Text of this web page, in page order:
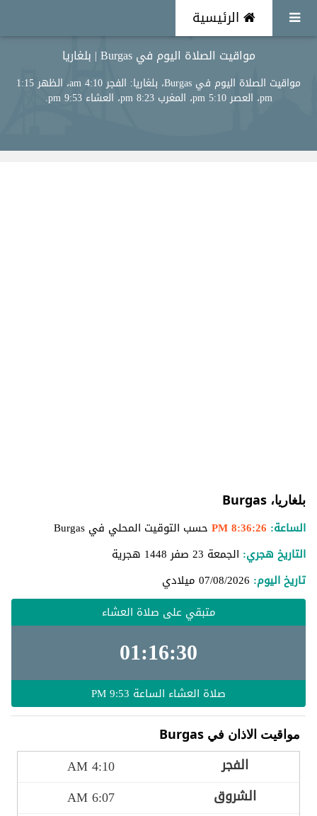
الرئيسية
مواقيت الصلاة اليوم في Burgas | بلغاريا
مواقيت الصلاة اليوم في Burgas، بلغاريا: الفجر 4:10 am، الظهر 1:15
pm، العصر 5:10 pm، المغرب 8:23 pm، العشاء 9:53 pm.
بلغاريا، Burgas
الساعة: 8:36:27 PM
حسب التوقيت المحلي في Burgas
التاريخ هجري: الجمعة 23 صفر 1448 هجرية
تاريخ اليوم: 07/08/2026 ميلادي
متبقي على صلاة العشاء
01:16:28
صلاة العشاء الساعة 9:53 PM
مواقيت الاذان في Burgas
4:10 AM
6:07 AM